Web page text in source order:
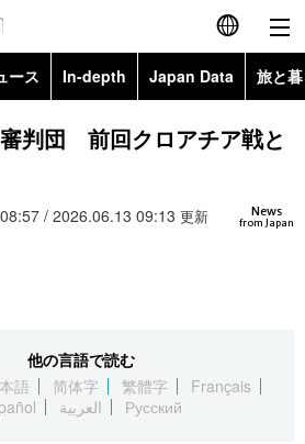
English
简体字
Русский
ース In-depth Japan Data 旅と
Topics
判団 前回クロアチア戦と
News
from Japan
/ 2026.06.13 09:13 更新
他の言語で読む
語 简体字 繁體字
Français
العربية Русский